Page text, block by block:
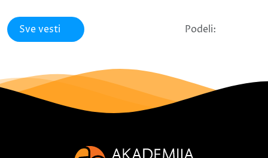
Sve vesti Podeli: